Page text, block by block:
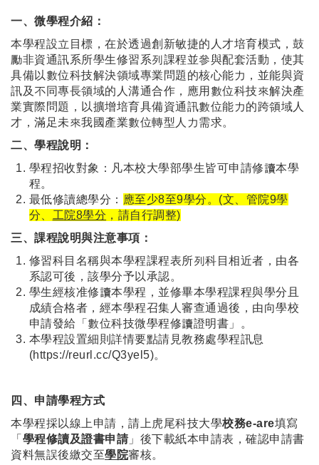
一、 微學程介紹：
本學程設立目標，在於透過創新敏捷的人才培育模式，鼓
勵非資通訊系所學生修習系列課程並參與配套活動，使其
具備以數位科技解決領域專業問題的核心能力，並能與資
訊及不同專長領域的人溝通合作，應用數位科技來解決產
業實際問題，以擴增培育具備資通訊數位能力的跨領域人
才，滿足未來我國產業數位轉型人力需求。
二、 學程說明：
學程招收對象：凡本校大學部學生皆可申請修讀本學
程。
最低修讀總學分： 應至少8至9學分。(文、管院9學
分、 工院8學分 ，請自行調整)
三、 課程說明與注意事項：
修習科目名稱與本學程課程表所列科目相近者，由各
系認可後，該學分予以承認。
學生經核准修讀本學程，並修畢本學程課程與學分且
成績合格者，經本學程召集人審查通過後，由向學校
申請發給「數位科技微學程修讀證明書」。
本學程設置細則詳情要點請見教務處學程訊息
(https://reurl.cc/Q3yel5)。
四、申請學程方式
本學程採以線上申請，請上虎尾科技大學校務e-are填寫
「 學程修讀及證書申請」後下載紙本申請表，確認申請書
資料無誤後繳交至學院審核。